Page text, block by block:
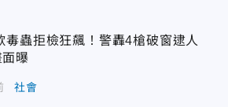
毒蟲拒檢狂飆！警轟4槍破窗逮人
曝
社會